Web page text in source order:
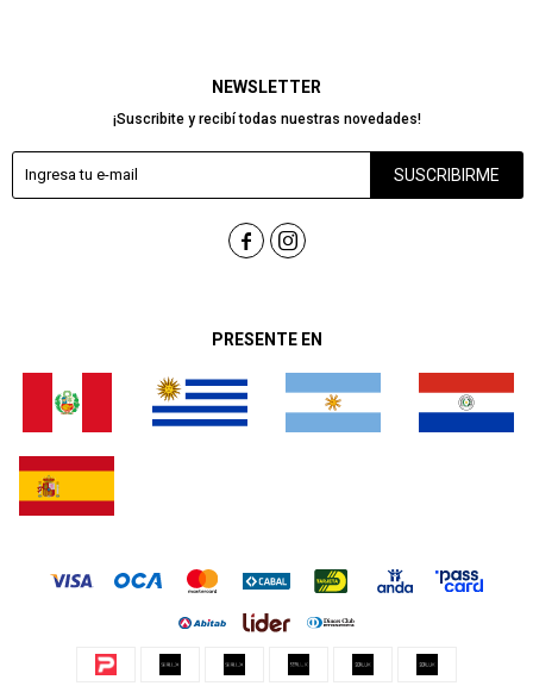
PRESENTE EN
NEWSLETTER
¡Suscribite y recibí todas nuestras novedades!
SUSCRIBIRME
 